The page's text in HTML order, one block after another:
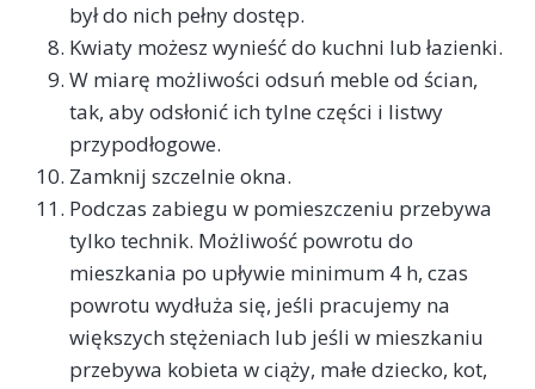
był do nich pełny dostęp.
Kwiaty możesz wynieść do kuchni lub łazienki.
W miarę możliwości odsuń meble od ścian,
tak, aby odsłonić ich tylne części i listwy
przypodłogowe.
Zamknij szczelnie okna.
Podczas zabiegu w pomieszczeniu przebywa
tylko technik. Możliwość powrotu do
mieszkania po upływie minimum 4 h, czas
powrotu wydłuża się, jeśli pracujemy na
większych stężeniach lub jeśli w mieszkaniu
przebywa kobieta w ciąży, małe dziecko, kot,